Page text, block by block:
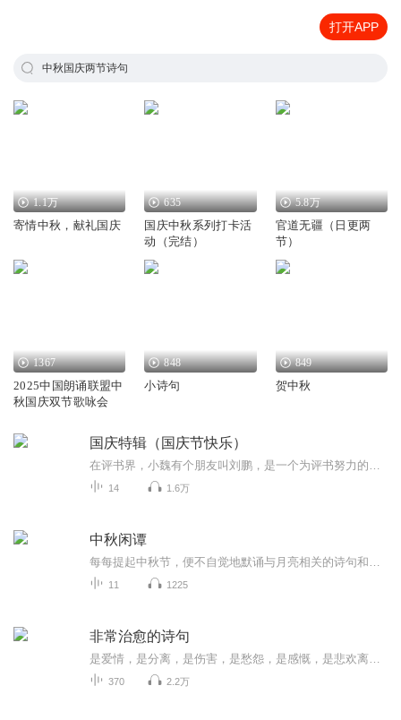
打开APP
中秋国庆两节诗句
1.1万
寄情中秋，献礼国庆
635
国庆中秋系列打卡活
动（完结）
5.8万
官道无疆（日更两
节）
1367
2025中国朗诵联盟中
秋国庆双节歌咏会
848
小诗句
849
贺中秋
国庆特辑（国庆节快乐）
14 1.6万
中秋闲谭
11 1225
非常治愈的诗句
370 2.2万